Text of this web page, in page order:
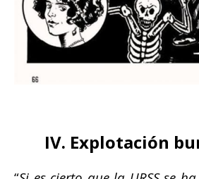
IV. Explotación